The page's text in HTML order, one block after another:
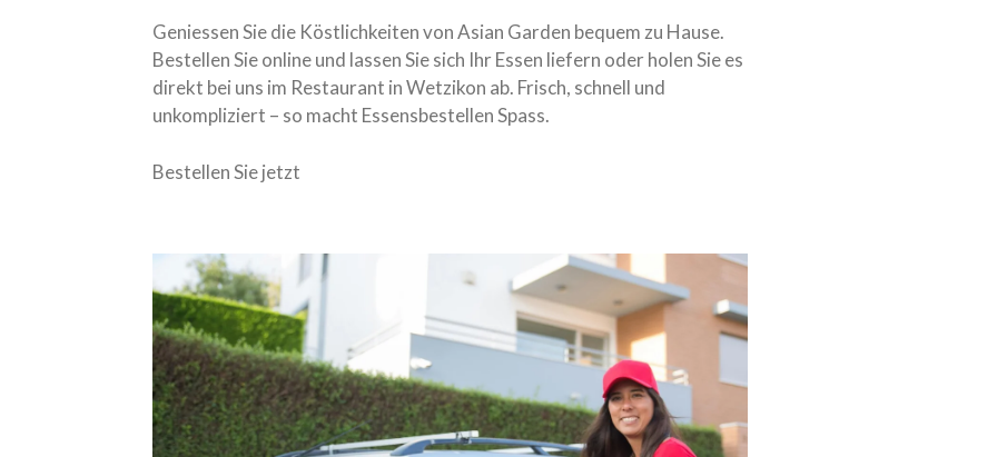
Geniessen Sie die Köstlichkeiten von Asian Garden bequem zu Hause.
Bestellen Sie online und lassen Sie sich Ihr Essen liefern oder holen Sie es
direkt bei uns im Restaurant in Wetzikon ab. Frisch, schnell und
unkompliziert – so macht Essensbestellen Spass.
Bestellen Sie jetzt